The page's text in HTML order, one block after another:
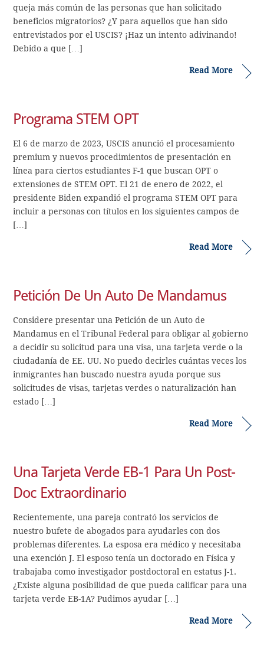
queja más común de las personas que han solicitado
beneficios migratorios? ¿Y para aquellos que han sido
entrevistados por el USCIS? ¡Haz un intento adivinando!
Debido a que […]
Read More
Programa STEM OPT
El 6 de marzo de 2023, USCIS anunció el procesamiento
premium y nuevos procedimientos de presentación en
línea para ciertos estudiantes F-1 que buscan OPT o
extensiones de STEM OPT. El 21 de enero de 2022, el
presidente Biden expandió el programa STEM OPT para
incluir a personas con títulos en los siguientes campos de
[…]
Read More
Petición De Un Auto De Mandamus
Considere presentar una Petición de un Auto de
Mandamus en el Tribunal Federal para obligar al gobierno
a decidir su solicitud para una visa, una tarjeta verde o la
ciudadanía de EE. UU. No puedo decirles cuántas veces los
inmigrantes han buscado nuestra ayuda porque sus
solicitudes de visas, tarjetas verdes o naturalización han
estado […]
Read More
Una Tarjeta Verde EB-1 Para Un Post-
Doc Extraordinario
Recientemente, una pareja contrató los servicios de
nuestro bufete de abogados para ayudarles con dos
problemas diferentes. La esposa era médico y necesitaba
una exención J. El esposo tenía un doctorado en Física y
trabajaba como investigador postdoctoral en estatus J-1.
¿Existe alguna posibilidad de que pueda calificar para una
tarjeta verde EB-1A? Pudimos ayudar […]
Read More